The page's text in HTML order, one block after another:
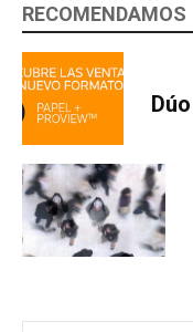
RECOMENDAMOS
Dúo